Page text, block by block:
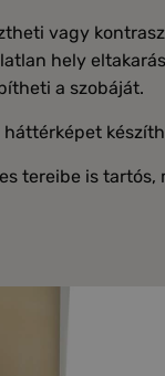
vagy
hely
a szobáját.
tereibe is